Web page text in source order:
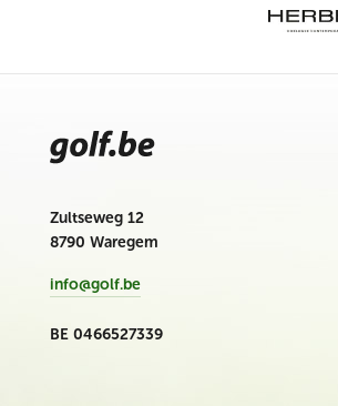
Zultseweg 12
8790 Waregem
info@golf.be
BE 0466527339